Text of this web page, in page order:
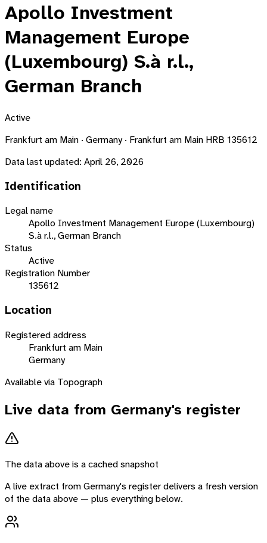
Apollo Investment
Management Europe
(Luxembourg) S.à r.l.,
German Branch
Active
Frankfurt am Main · Germany · Frankfurt am Main HRB 135612
Data last updated: April 26, 2026
Identification
Legal name
Apollo Investment Management Europe (Luxembourg)
S.à r.l., German Branch
Status
Active
Registration Number
135612
Location
Registered address
Frankfurt am Main
Germany
Available via Topograph
Live data from Germany's register
The data above is a cached snapshot
A live extract fromGermany's register delivers a fresh version
of the data above — plus everything below.